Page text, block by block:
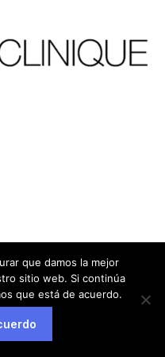
Política de cookies
que damos la mejor
sitio web. Si continúa
que está de acuerdo.